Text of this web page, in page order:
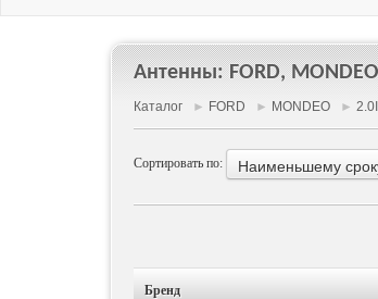
Антенны: FORD,
Каталог ► FORD ► MONDEO ►
Сортировать по: Наименьшему
Бренд